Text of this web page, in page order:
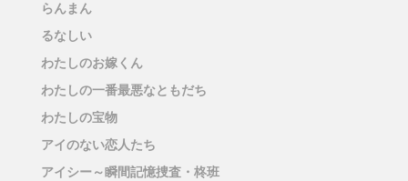
らんまん
るなしい
わたしのお嫁くん
わたしの一番最悪なともだち
わたしの宝物
アイのない恋人たち
アイシー～瞬間記憶捜査・柊班